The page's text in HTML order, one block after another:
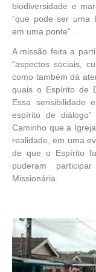
biodiversidade e
“que pode ser uma
em uma ponte” .
A missão feita a
“aspectos sociais,
como também dá
quais o Espírito de
Essa sensibilidade
espírito de
Caminho que a
realidade, em uma
de que o Espírito
puderam
Missionária.